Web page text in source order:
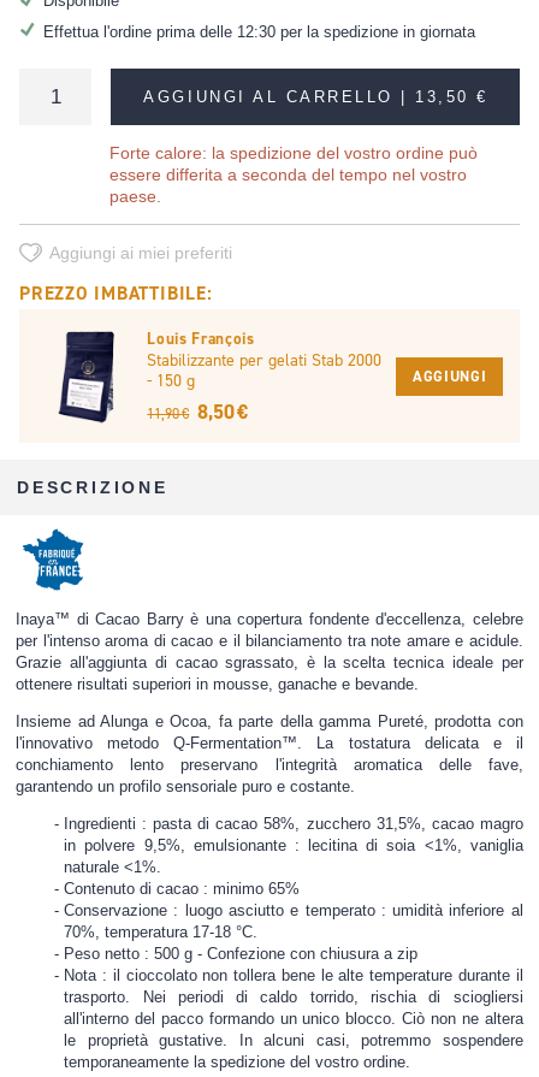
Effettua l'ordine prima delle 12:30 per la spedizione in giornata
AGGIUNGI AL CARRELLO | 13,50 €
Forte calore: la spedizione del vostro ordine può
essere differita a seconda del tempo nel vostro
paese.
Aggiungi ai miei preferiti
PREZZO IMBATTIBILE:
Louis François
Stabilizzante per gelati Stab 2000
- 150 g
11,90 € 8,50 €
AGGIUNGI
DESCRIZIONE
Inaya™ di Cacao Barry è una copertura fondente d'eccellenza, celebre
per l'intenso aroma di cacao e il bilanciamento tra note amare e acidule.
Grazie all'aggiunta di cacao sgrassato, è la scelta tecnica ideale per
ottenere risultati superiori in mousse, ganache e bevande.
Insieme ad Alunga e Ocoa, fa parte della gamma Pureté, prodotta con
l'innovativo metodo Q-Fermentation™. La tostatura delicata e il
conchiamento lento preservano l'integrità aromatica delle fave,
garantendo un profilo sensoriale puro e costante.
Ingredienti : pasta di cacao 58%, zucchero 31,5%, cacao magro
in polvere 9,5%, emulsionante : lecitina di soia <1%, vaniglia
naturale <1%.
Contenuto di cacao : minimo 65%
Conservazione : luogo asciutto e temperato : umidità inferiore al
70%, temperatura 17-18 °C.
Peso netto : 500 g - Confezione con chiusura a zip
Nota : il cioccolato non tollera bene le alte temperature durante il
trasporto. Nei periodi di caldo torrido, rischia di sciogliersi
all'interno del pacco formando un unico blocco. Ciò non ne altera
le proprietà gustative. In alcuni casi, potremmo sospendere
temporaneamente la spedizione del vostro ordine.